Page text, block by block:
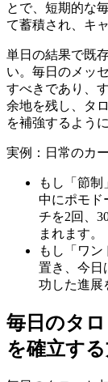
とで、短期的な
て蓄積され、キ
単日の結果で既
い。毎日のメッ
すべきであり、
余地を残し、タ
を補強するよう
実例：日常のカ
もし「節
中にポモド
チを2回、
まれます。
もし「ワ
置き、今日
功した進展
毎日のタ
を確立す